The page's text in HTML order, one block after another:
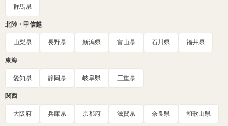
群馬県
北陸・甲信越
山梨県 長野県 新潟県 富山県 石川県 福井県
東海
愛知県 静岡県 岐阜県 三重県
関西
大阪府 兵庫県 京都府 滋賀県 奈良県 和歌山県